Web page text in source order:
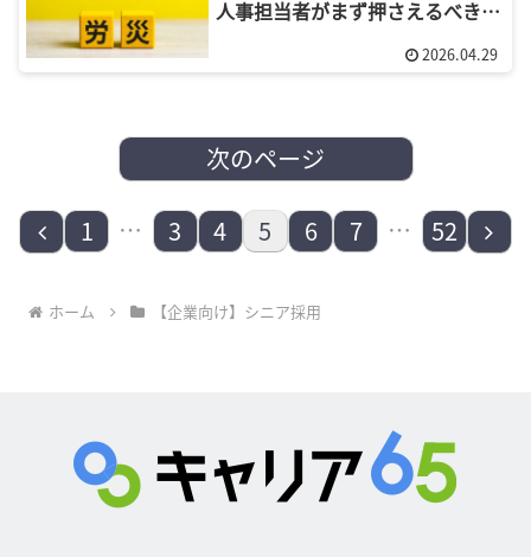
人事担当者がまず押さえるべき対
2026.04.29
次のページ
前
1 … 3 4 5 6 7 … 52
次
ホーム 【企業向け】シニア採用